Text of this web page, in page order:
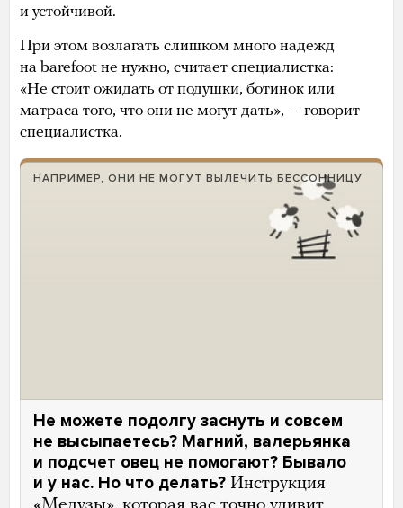
и устойчивой.
При этом возлагать слишком много надежд
на barefoot не нужно, считает специалистка:
«Не стоит ожидать от подушки, ботинок или
матраса того, что они не могут дать», — говорит
специалистка.
НАПРИМЕР, ОНИ НЕ МОГУТ ВЫЛЕЧИТЬ БЕССОННИЦУ
Не можете подолгу заснуть и совсем
не высыпаетесь? Магний, валерьянка
и подсчет овец не помогают? Бывало
и у нас. Но что делать? Инструкция